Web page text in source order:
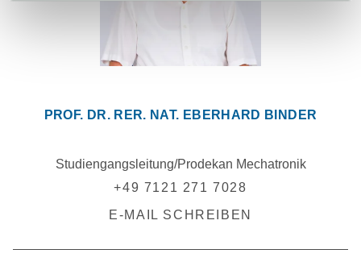
PROF. DR. RER. NAT. EBERHARD BINDER
Studiengangsleitung/Prodekan Mechatronik
+49 7121 271 7028
E-MAIL SCHREIBEN